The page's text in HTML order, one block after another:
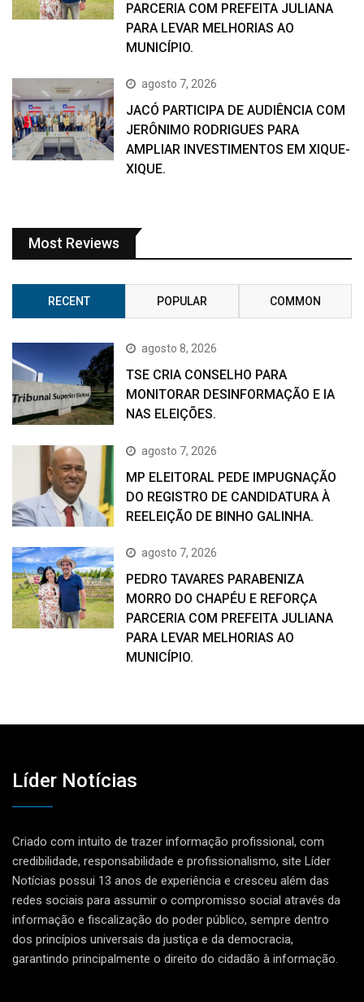
PARCERIA COM PREFEITA JULIANA
PARA LEVAR MELHORIAS AO
MUNICÍPIO.
agosto 7, 2026
JACÓ PARTICIPA DE AUDIÊNCIA COM
JERÔNIMO RODRIGUES PARA
AMPLIAR INVESTIMENTOS EM XIQUE-
XIQUE.
Most Reviews
RECENT POPULAR COMMON
agosto 8, 2026
TSE CRIA CONSELHO PARA
MONITORAR DESINFORMAÇÃO E IA
NAS ELEIÇÕES.
agosto 7, 2026
MP ELEITORAL PEDE IMPUGNAÇÃO
DO REGISTRO DE CANDIDATURA À
REELEIÇÃO DE BINHO GALINHA.
agosto 7, 2026
PEDRO TAVARES PARABENIZA
MORRO DO CHAPÉU E REFORÇA
PARCERIA COM PREFEITA JULIANA
PARA LEVAR MELHORIAS AO
MUNICÍPIO.
Líder Notícias
Criado com intuito de trazer informação profissional, com
credibilidade, responsabilidade e profissionalismo, site Líder
Notícias possui 13 anos de experiência e cresceu além das
redes sociais para assumir o compromisso social através da
informação e fiscalização do poder público, sempre dentro
dos princípios universais da justiça e da democracia,
garantindo principalmente o direito do cidadão à informação.